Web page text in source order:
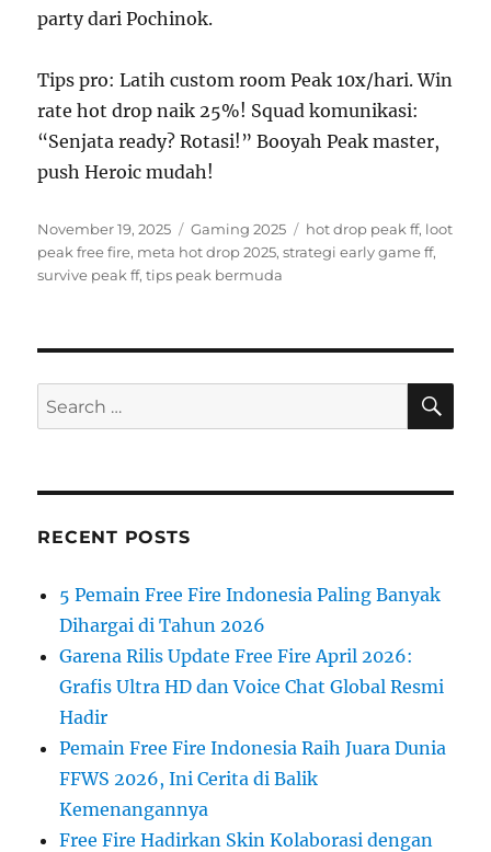
party dari Pochinok.
Tips pro: Latih custom room Peak 10x/hari. Win
rate hot drop naik 25%! Squad komunikasi:
“Senjata ready? Rotasi!” Booyah Peak master,
push Heroic mudah!
Posted
on
November 19, 2025 Categories
Gaming 2025 Tags
hot drop peak ff, loot
peak free fire, meta hot drop 2025,strategi early game ff,
survive peak ff,tips peak bermuda
Search
for:
RECENT POSTS
5 Pemain Free Fire Indonesia Paling Banyak
Dihargai di Tahun 2026
Garena Rilis Update Free Fire April 2026:
Grafis Ultra HD dan Voice Chat Global Resmi
Hadir
Pemain Free Fire Indonesia Raih Juara Dunia
FFWS 2026, Ini Cerita di Balik
Kemenangannya
Free Fire Hadirkan Skin Kolaborasi dengan